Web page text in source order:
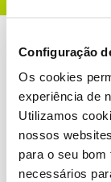
Configuração
Os cookies
experiência de
Utilizamos
nossos
para o seu
necessários
Condições